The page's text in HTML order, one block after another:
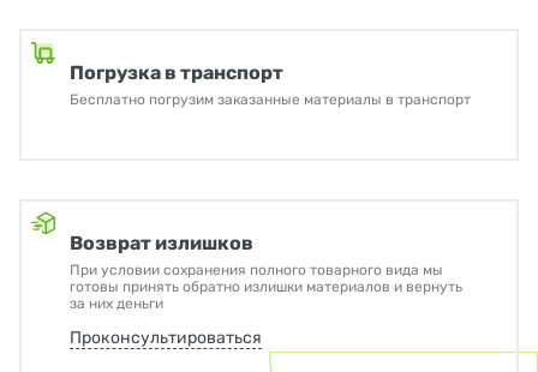
Погрузка в транспорт
Бесплатно погрузим заказанные материалы в транспорт
Возврат излишков
При условии сохранения полного товарного вида мы
готовы принять обратно излишки материалов и вернуть
за них деньги
Проконсультироваться